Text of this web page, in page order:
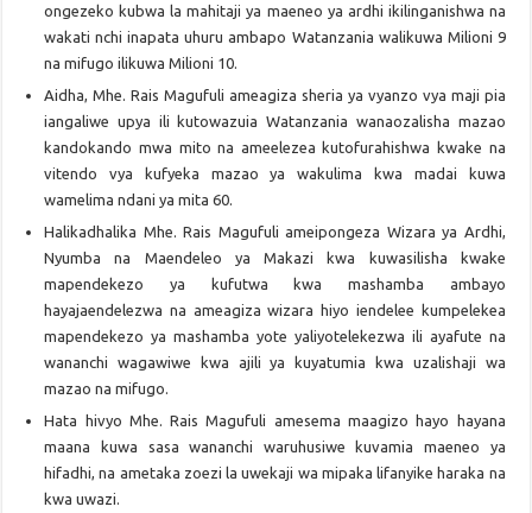
ongezeko kubwa la mahitaji ya maeneo ya ardhi ikilinganishwa na
wakati nchi inapata uhuru ambapo Watanzania walikuwa Milioni 9
na mifugo ilikuwa Milioni 10.
Aidha, Mhe. Rais Magufuli ameagiza sheria ya vyanzo vya maji pia
iangaliwe upya ili kutowazuia Watanzania wanaozalisha mazao
kandokando mwa mito na ameelezea kutofurahishwa kwake na
vitendo vya kufyeka mazao ya wakulima kwa madai kuwa
wamelima ndani ya mita 60.
Halikadhalika Mhe. Rais Magufuli ameipongeza Wizara ya Ardhi,
Nyumba na Maendeleo ya Makazi kwa kuwasilisha kwake
mapendekezo ya kufutwa kwa mashamba ambayo
hayajaendelezwa na ameagiza wizara hiyo iendelee kumpelekea
mapendekezo ya mashamba yote yaliyotelekezwa ili ayafute na
wananchi wagawiwe kwa ajili ya kuyatumia kwa uzalishaji wa
mazao na mifugo.
Hata hivyo Mhe. Rais Magufuli amesema maagizo hayo hayana
maana kuwa sasa wananchi waruhusiwe kuvamia maeneo ya
hifadhi, na ametaka zoezi la uwekaji wa mipaka lifanyike haraka na
kwa uwazi.